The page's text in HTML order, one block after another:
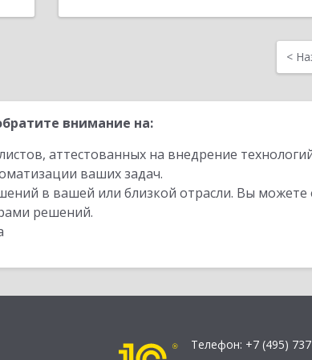
<
внимание на:
аттестованных на внедрение
ваших задач.
в вашей или близкой отрасли. Вы можете
решений.
Телефон: +7 (495)